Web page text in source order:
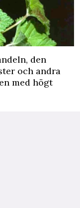
den
och andra
med högt